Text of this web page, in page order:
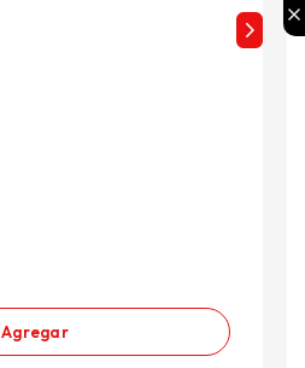
Agregar